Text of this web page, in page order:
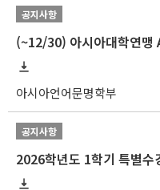
공지사항
아시아언어문명학부
공지사항
2026학년도 1학기 특별